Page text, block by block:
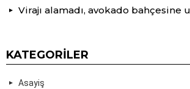
Virajı alamadı, avokado bahçesine
KATEGORILER
Asayiş